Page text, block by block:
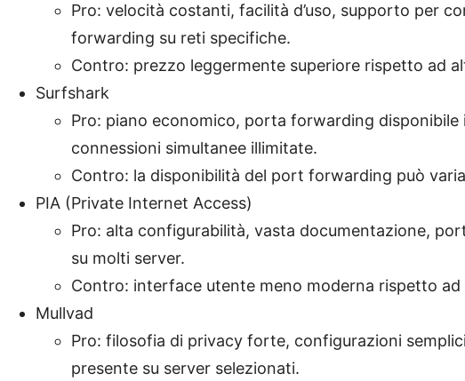
Pro: velocità costanti, facilità d’uso, supporto per
forwarding su reti specifiche.
Contro: prezzo leggermente superiore rispetto ad
Surfshark
Pro: piano economico, porta forwarding disponibile
connessioni simultanee illimitate.
Contro: la disponibilità del port forwarding può
PIA (Private Internet Access)
Pro: alta configurabilità, vasta documentazione,
su molti server.
Contro: interface utente meno moderna rispetto ad
Mullvad
Pro: filosofia di privacy forte, configurazioni
presente su server selezionati.